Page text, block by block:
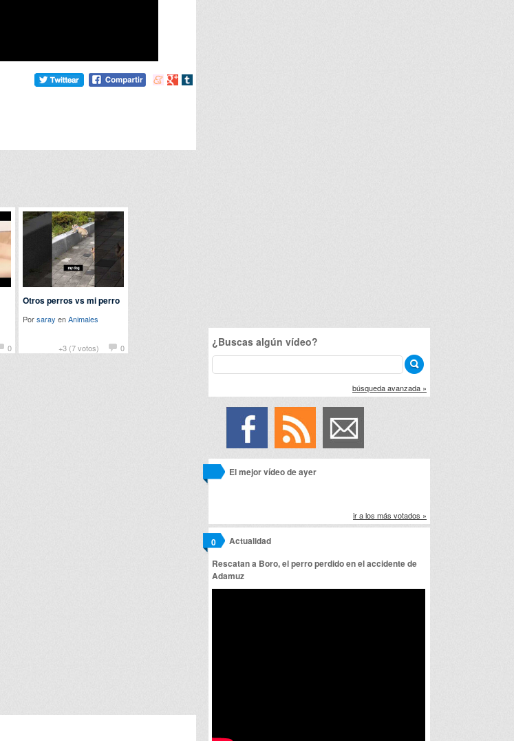
Compartir
Compartir
Compartir
0
+3 (7 votos)
0
Otros perros vs mi perro
Porsaray enAnimales
¿Buscas algún vídeo?
búsqueda avanzada »
El mejor vídeo de ayer
ir a los más votados »
Actualidad
0
Rescatan a Boro, el perro perdido en el accidente de
Adamuz